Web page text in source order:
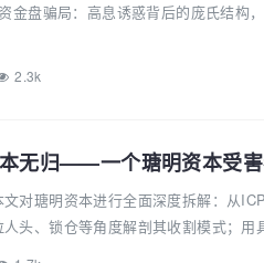
金盘骗局：高息诱惑背后的庞氏结构
2.3k
无归——一个瑭明资本受
对瑭明资本进行全面深度拆解：从
头、锁仓等角度解剖其收割模式；用